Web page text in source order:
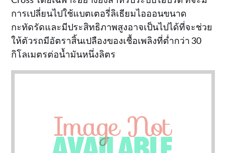
การเปลี่ยนไปใช้แบตเตอรี่ลิเธียมไอออนขนาด
กะทัดรัดและมีประสิทธิภาพสูงอาจเป็นไปได้ที่จะช่วย
ให้ตัวรถมีอัตราสิ้นเปลืองของเชื้อเพลิงที่ต่ำกว่า 30
กิโลเมตรต่อน้ำมันหนึ่งลิตร